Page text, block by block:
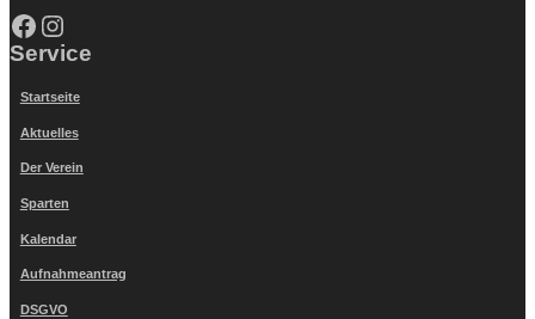
Facebook Instagram
Service
Startseite
Aktuelles
Der Verein
Sparten
Kalendar
Aufnahmeantrag
DSGVO